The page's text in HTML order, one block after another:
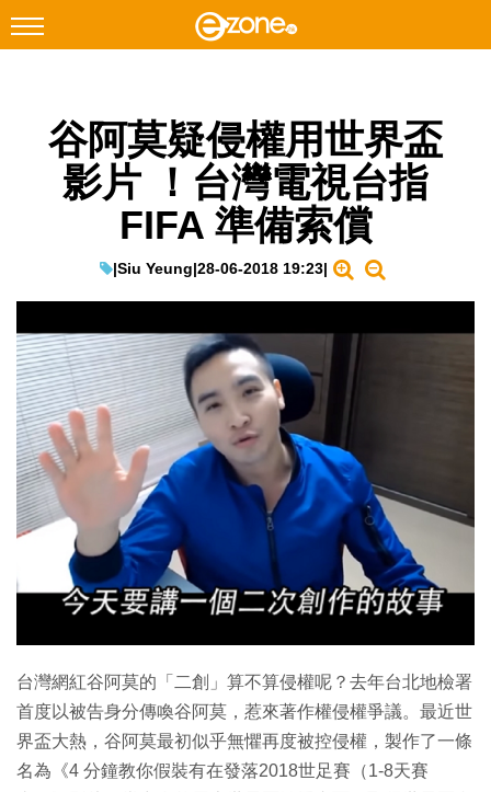
Facebook Instagram
科技焦點
教學評測
EduTech
IT Times
生成式AI與雲端應用
Enterprise Digital Transformation
特集
谷阿莫疑侵權用世界盃
影片 ！台灣電視台指
FIFA 準備索償
|Siu Yeung|28-06-2018 19:23|
台灣網紅谷阿莫的「二創」算不算侵權呢？去年台北地檢署
首度以被告身分傳喚谷阿莫，惹來著作權侵權爭議。最近世
界盃大熱，谷阿莫最初似乎無懼再度被控侵權，製作了一條
名為《4 分鐘教你假裝有在發落2018世足賽（1-8天賽